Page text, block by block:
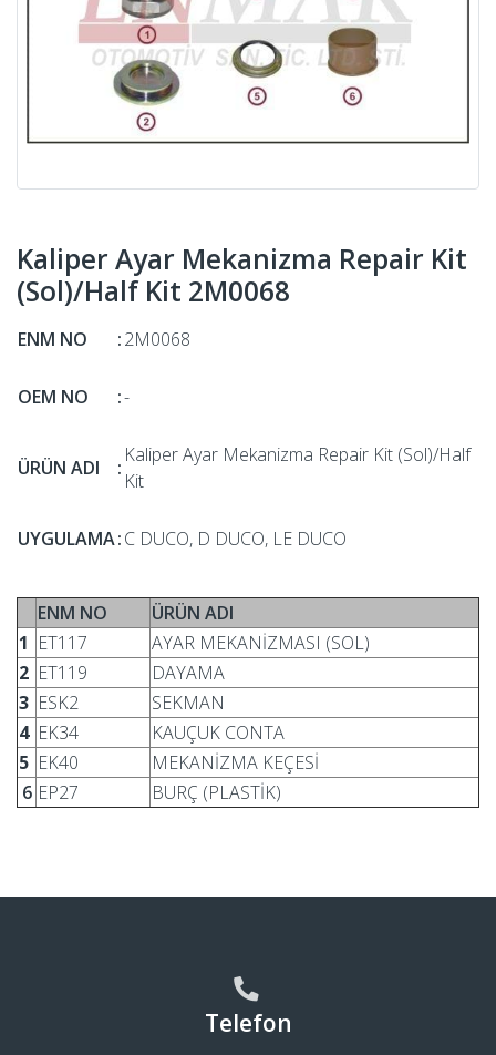
Kaliper Ayar Mekanizma Repair Kit
(Sol)/Half Kit 2M0068
ENM NO :2M0068
OEM NO :-
ÜRÜN ADI :
Kaliper Ayar Mekanizma Repair Kit (Sol)/Half
Kit
UYGULAMA:C DUCO, D DUCO, LE DUCO
ENM NO
ÜRÜN ADI
1 ET117
AYAR MEKANİZMASI (SOL)
2 ET119
DAYAMA
3 ESK2
SEKMAN
4 EK34
KAUÇUK CONTA
5 EK40
MEKANİZMA KEÇESİ
6 EP27 BURÇ (PLASTİK)
Telefon